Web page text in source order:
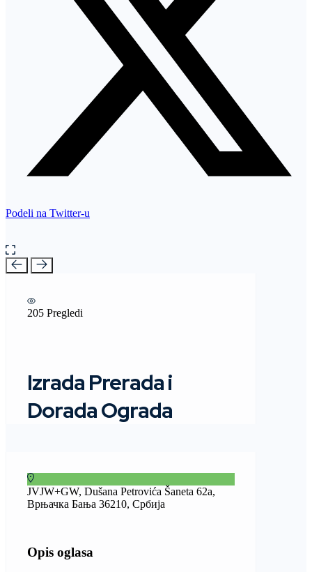
Podeli na Twitter-u
205 Pregledi
Izrada Prerada i
Dorada Ograda
JVJW+GW, Dušana Petrovića Šaneta 62a,
Врњачка Бања 36210, Србија
Opis oglasa